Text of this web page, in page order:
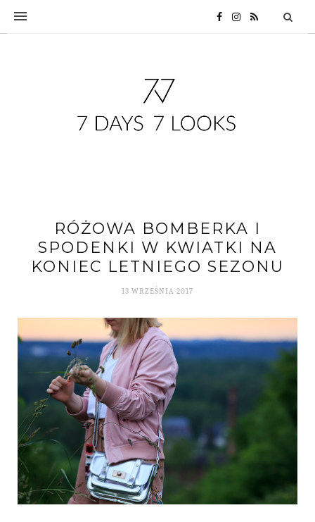
RÓŻOWA BOMBERKA I
SPODENKI W KWIATKI NA
KONIEC LETNIEGO SEZONU
13 WRZEŚNIA 2017